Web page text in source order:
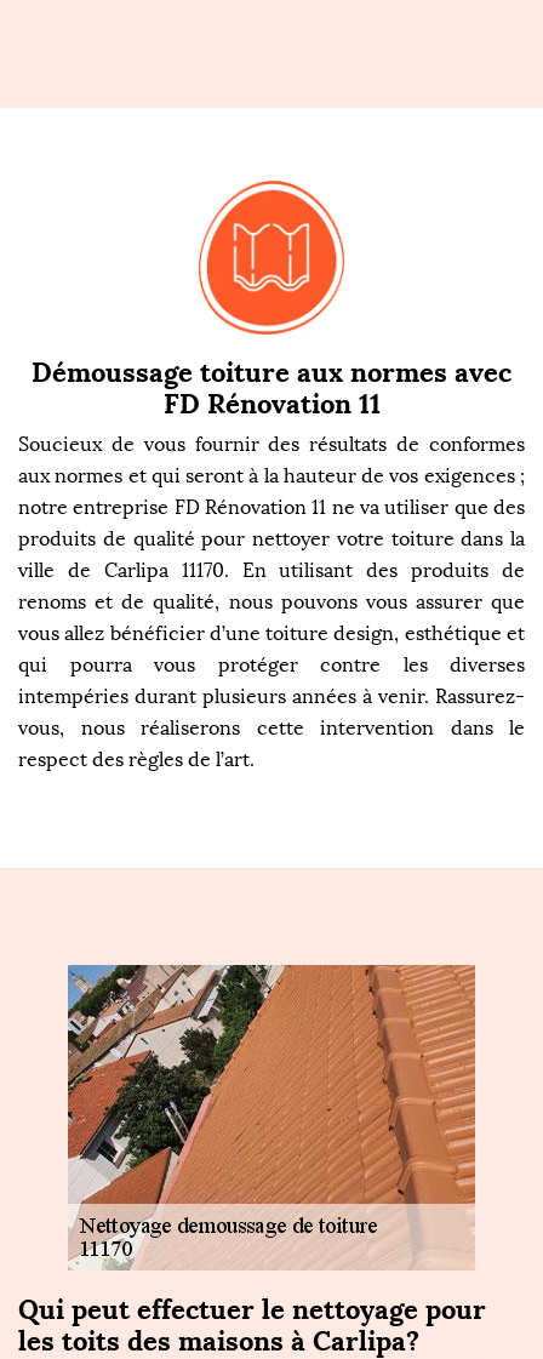
Démoussage toiture aux normes avec
FD Rénovation 11
Soucieux de vous fournir des résultats de conformes
aux normes et qui seront à la hauteur de vos exigences ;
notre entreprise FD Rénovation 11 ne va utiliser que des
produits de qualité pour nettoyer votre toiture dans la
ville de Carlipa 11170. En utilisant des produits de
renoms et de qualité, nous pouvons vous assurer que
vous allez bénéficier d’une toiture design, esthétique et
qui pourra vous protéger contre les diverses
intempéries durant plusieurs années à venir. Rassurez-
vous, nous réaliserons cette intervention dans le
respect des règles de l’art.
Qui peut effectuer le nettoyage pour
les toits des maisons à Carlipa?